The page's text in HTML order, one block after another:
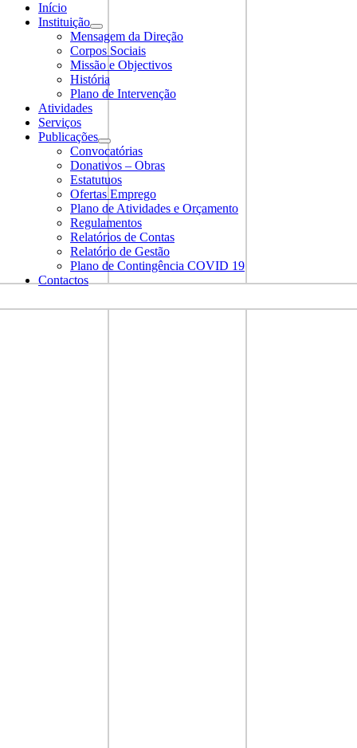
Início
Instituição
Mensagem da Direção
Corpos Sociais
Missão e Objectivos
História
Plano de Intervenção
Atividades
Serviços
Publicações
Convocatórias
Donativos – Obras
Estatutuos
Ofertas Emprego
Plano de Atividades e Orçamento
Regulamentos
Relatórios de Contas
Relatório de Gestão
Plano de Contingência COVID 19
Contactos